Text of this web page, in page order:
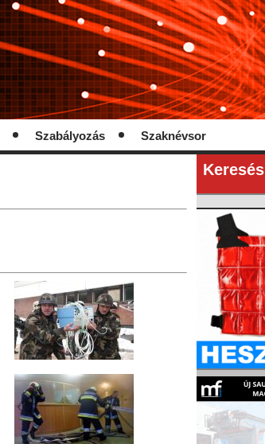
Szabályozás Szaknévsor
Keresés